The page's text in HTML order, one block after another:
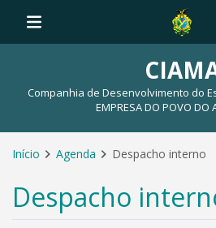
Companhia de Desenvolvimento do
EMPRESA DO POVO DO
Início Agenda Despacho interno
Despacho